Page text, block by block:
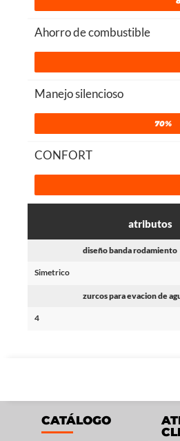
Ahorro de combustible
Manejo silencioso
70%
CONFORT
atributos
diseño banda rodamiento
Simetrico
zurcos para evacion de
4
CATÁLOGO